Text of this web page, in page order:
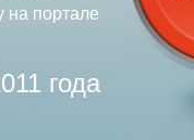
на портале
года